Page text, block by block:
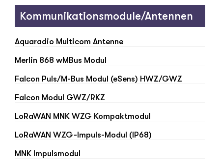
Kommunikationsmodule/Antennen
Aquaradio Multicom Antenne
Merlin 868 wMBus Modul
Falcon Puls/M-Bus Modul (eSens) HWZ/GWZ
Falcon Modul GWZ/RKZ
LoRaWAN MNK WZG Kompaktmodul
LoRaWAN WZG-Impuls-Modul (IP68)
MNK Impulsmodul